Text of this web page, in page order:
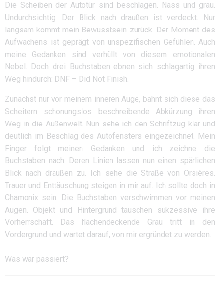
Die Scheiben der Autotür sind beschlagen. Nass und grau.
Undurchsichtig. Der Blick nach draußen ist verdeckt. Nur
langsam kommt mein Bewusstsein zurück. Der Moment des
Aufwachens ist geprägt von unspezifischen Gefühlen. Auch
meine Gedanken sind verhüllt von diesem emotionalen
Nebel. Doch drei Buchstaben ebnen sich schlagartig ihren
Weg hindurch: DNF – Did Not Finish.
Zunächst nur vor meinem inneren Auge, bahnt sich diese das
Scheitern schonungslos beschreibende Abkürzung ihren
Weg in die Außenwelt. Nun sehe ich den Schriftzug klar und
deutlich im Beschlag des Autofensters eingezeichnet. Mein
Finger folgt meinen Gedanken und ich zeichne die
Buchstaben nach. Deren Linien lassen nun einen spärlichen
Blick nach draußen zu. Ich sehe die Straße von Orsières.
Trauer und Enttäuschung steigen in mir auf. Ich sollte doch in
Chamonix sein. Die Buchstaben verschwimmen vor meinen
Augen. Objekt und Hintergrund tauschen sukzessive ihre
Vorherrschaft. Das flächendeckende Grau tritt in den
Vordergrund und wartet darauf, von mir ergründet zu werden.
Was war passiert?